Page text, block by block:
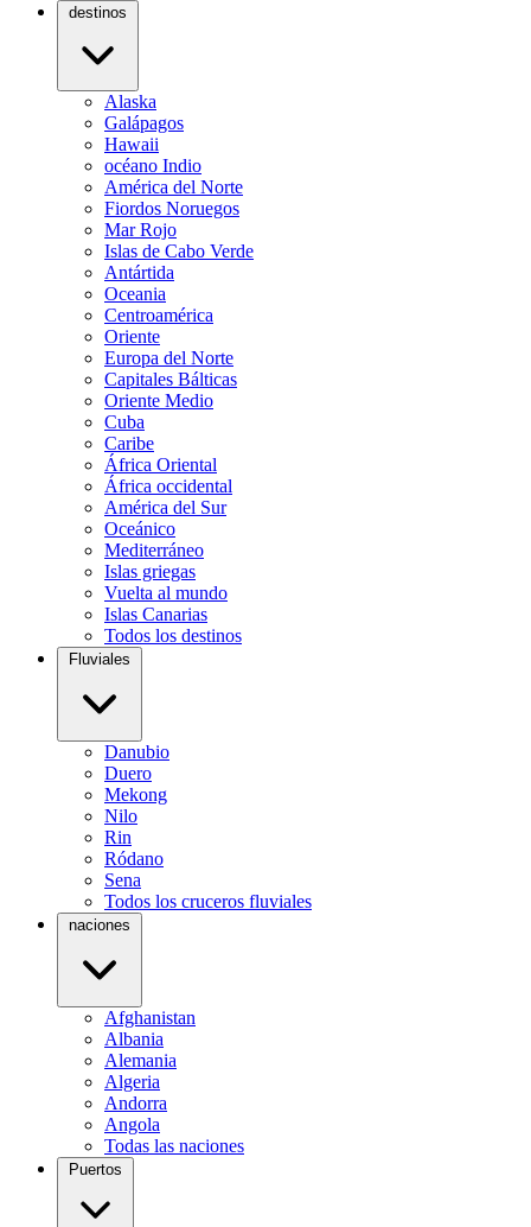
destinos
Alaska
Galápagos
Hawaii
océano Indio
América del Norte
Fiordos Noruegos
Mar Rojo
Islas de Cabo Verde
Antártida
Oceania
Centroamérica
Oriente
Europa del Norte
Capitales Bálticas
Oriente Medio
Cuba
Caribe
África Oriental
África occidental
América del Sur
Oceánico
Mediterráneo
Islas griegas
Vuelta al mundo
Islas Canarias
Todos los destinos
Fluviales
Danubio
Duero
Mekong
Nilo
Rin
Ródano
Sena
Todos los cruceros fluviales
naciones
Afghanistan
Albania
Alemania
Algeria
Andorra
Angola
Todas las naciones
Puertos